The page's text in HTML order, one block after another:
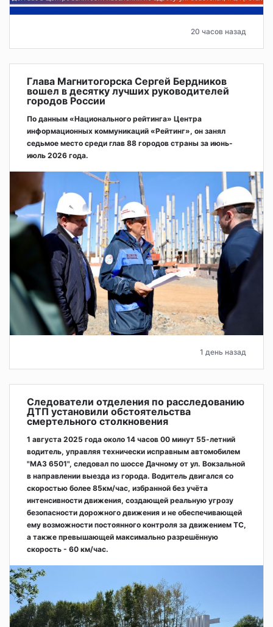
20 часов назад
Глава Магнитогорска Сергей Бердников
вошел в десятку лучших руководителей
городов России
По данным «Национального рейтинга» Центра
информационных коммуникаций «Рейтинг», он занял
седьмое место среди глав 88 городов страны за июнь-
июль 2026 года.
1 день назад
Следователи отделения по расследованию
ДТП установили обстоятельства
смертельного столкновения
1 августа 2025 года около 14 часов 00 минут 55-летний
водитель, управляя технически исправным автомобилем
"МАЗ 6501", следовал по шоссе Дачному от ул. Вокзальной
в направлении выезда из города. Водитель двигался со
скоростью более 85км/час, избранной без учёта
интенсивности движения, создающей реальную угрозу
безопасности дорожного движения и не обеспечивающей
ему возможности постоянного контроля за движением ТС,
а также превышающей максимально разрешённую
скорость - 60 км/час.